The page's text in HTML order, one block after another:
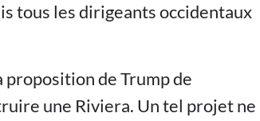
tous les dirigeants occidentaux
proposition de Trump de
une Riviera. Un tel projet ne